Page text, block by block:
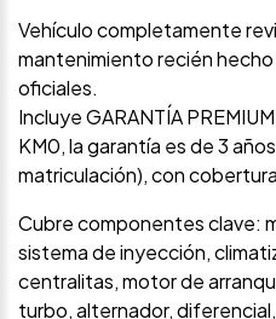
Vehículo completamente
mantenimiento recién
oficiales.
Incluye GARANTÍA
KM0, la garantía es de 3
matriculación), con
Cubre componentes clave:
sistema de inyección,
centralitas, motor de
turbo, alternador,